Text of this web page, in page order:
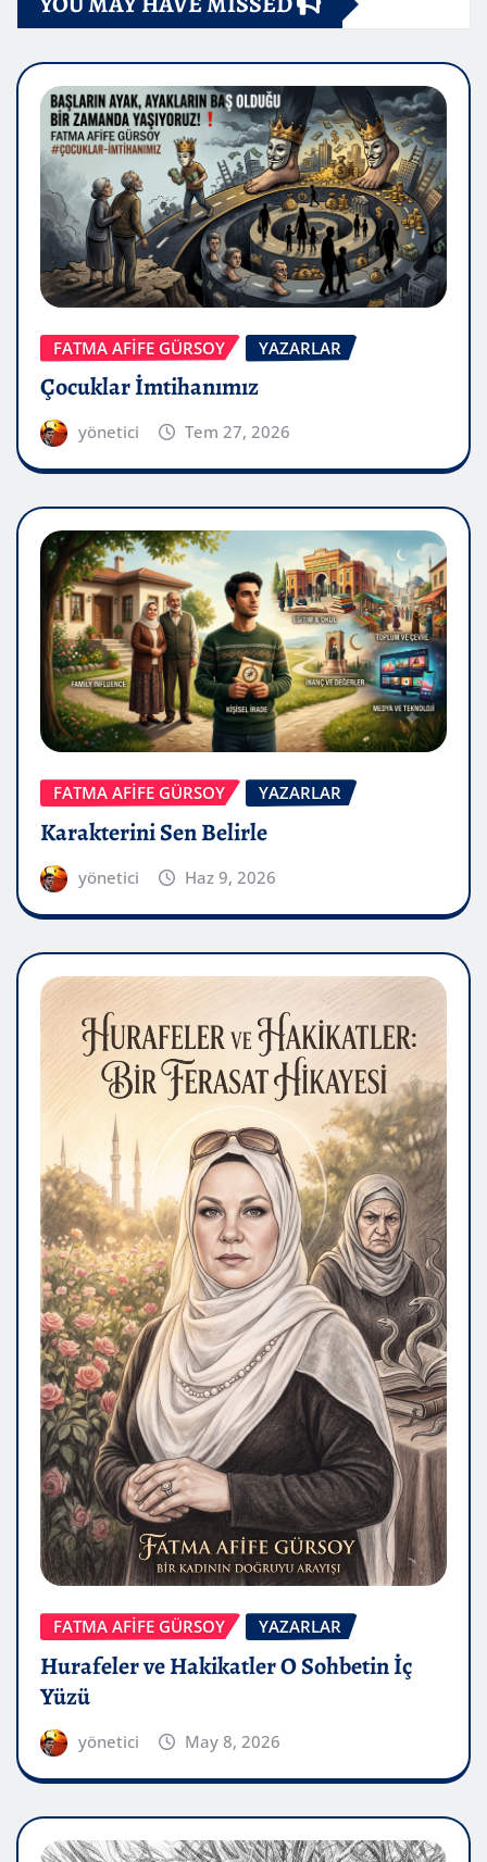
FATMA AFİFE GÜRSOY YAZARLAR
Çocuklar İmtihanımız
yönetici Tem 27, 2026
FATMA AFİFE GÜRSOY YAZARLAR
Karakterini Sen Belirle
yönetici Haz 9, 2026
FATMA AFİFE GÜRSOY YAZARLAR
Hurafeler ve Hakikatler O Sohbetin İç
Yüzü
yönetici May 8, 2026